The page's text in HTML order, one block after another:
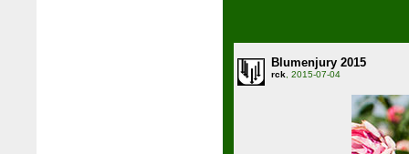
Blumenjury 2015
rck, 2015-07-04